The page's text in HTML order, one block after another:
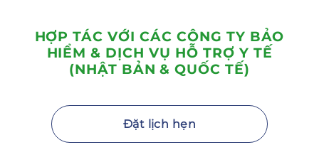
HỢP TÁC VỚI CÁC CÔNG TY BẢO
HIỂM & DỊCH VỤ HỖ TRỢ Y TẾ
(NHẬT BẢN & QUỐC TẾ)
Đặt lịch hẹn